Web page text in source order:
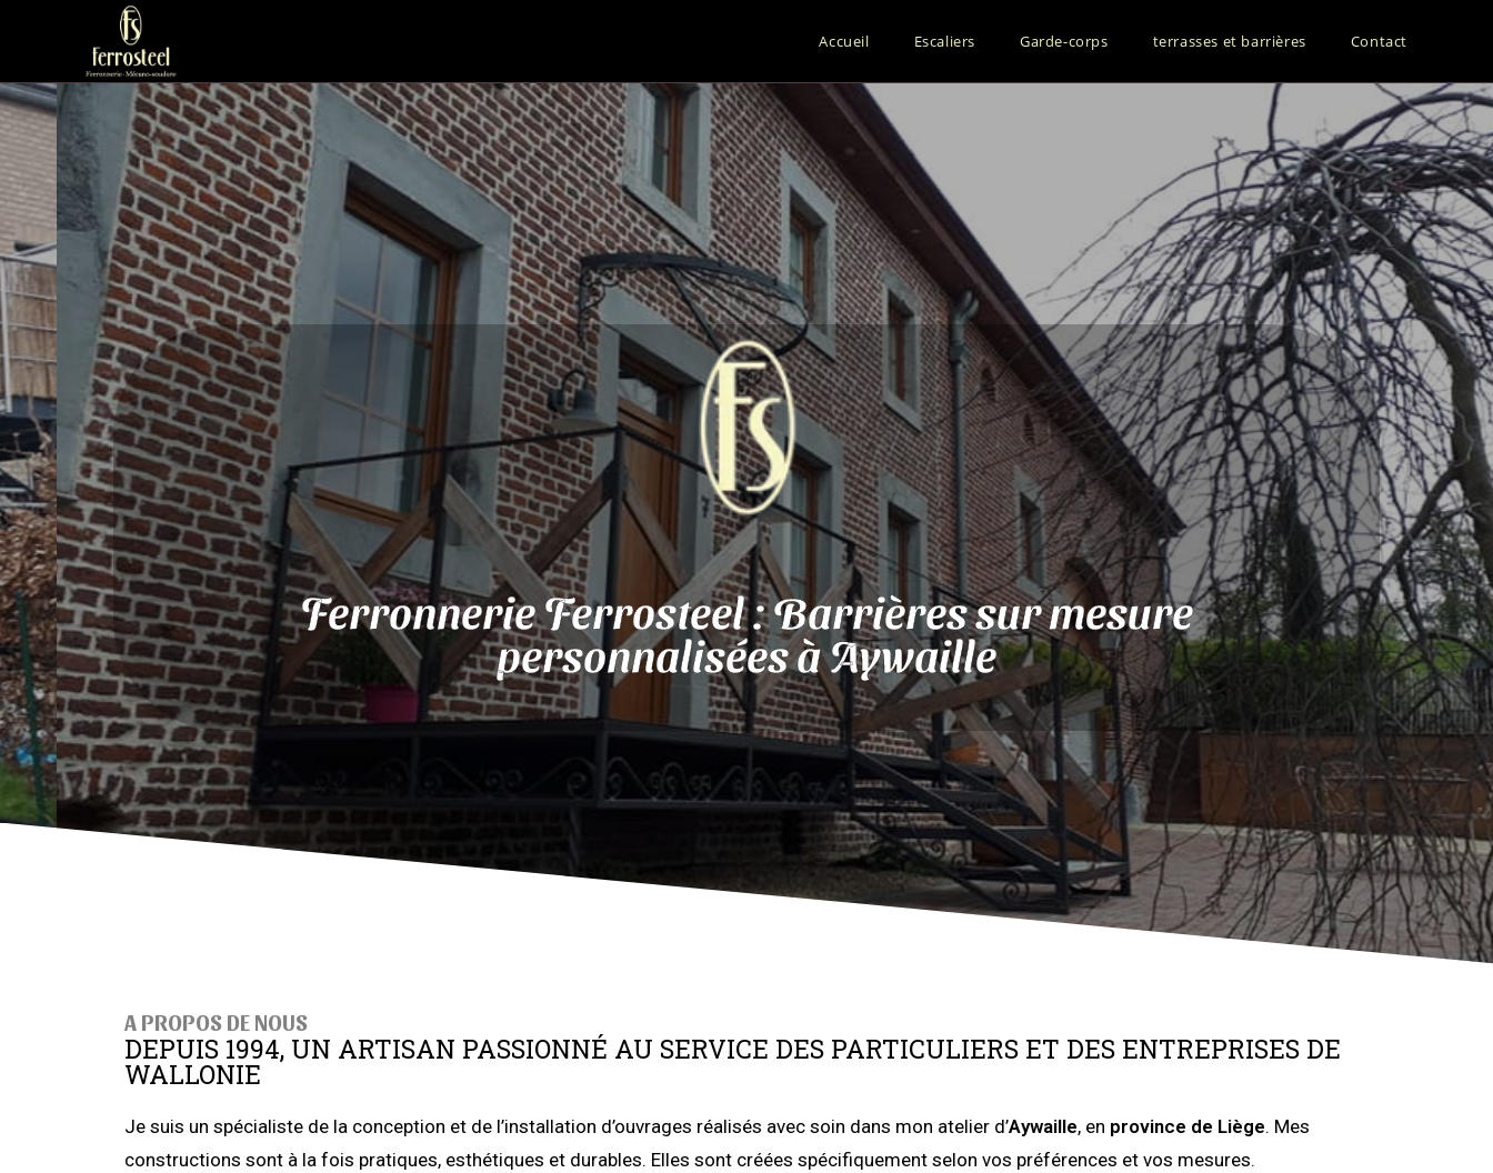
Accueil Escaliers Garde-corps terrasses et barrières Contact
Ferronnerie Ferrosteel : Barrières sur mesure
personnalisées à Aywaille
A PROPOS DE NOUS
DEPUIS 1994, UN ARTISAN PASSIONNÉ AU SERVICE DES PARTICULIERS ET DES ENTREPRISES DE
WALLONIE
Je suis un spécialiste de la conception et de l’installation d’ouvrages réalisés avec soin dans mon atelier d’Aywaille, en province de Liège. Mes
constructions sont à la fois pratiques, esthétiques et durables. Elles sont créées spécifiquement selon vos préférences et vos mesures.